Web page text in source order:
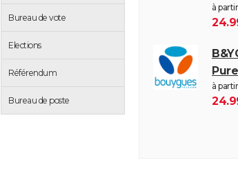
Bureau de vote
Elections
Référendum
Bureau de poste
à
à